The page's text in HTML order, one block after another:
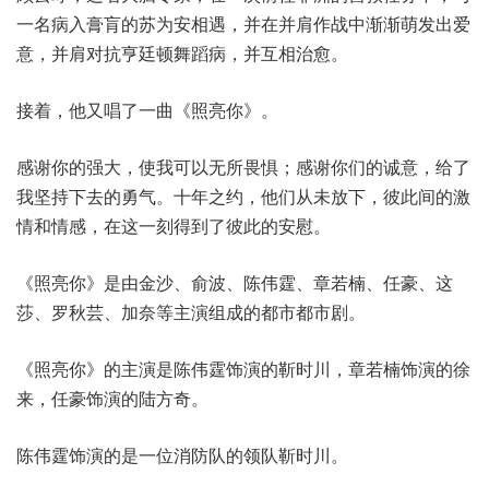
一名病入膏肓的苏为安相遇，并在并肩作战中渐渐萌发出爱
意，并肩对抗亨廷顿舞蹈病，并互相治愈。
接着，他又唱了一曲《照亮你》。
感谢你的强大，使我可以无所畏惧；感谢你们的诚意，给了
我坚持下去的勇气。十年之约，他们从未放下，彼此间的激
情和情感，在这一刻得到了彼此的安慰。
《照亮你》是由金沙、俞波、陈伟霆、章若楠、任豪、这
莎、罗秋芸、加奈等主演组成的都市都市剧。
《照亮你》的主演是陈伟霆饰演的靳时川，章若楠饰演的徐
来，任豪饰演的陆方奇。
陈伟霆饰演的是一位消防队的领队靳时川。